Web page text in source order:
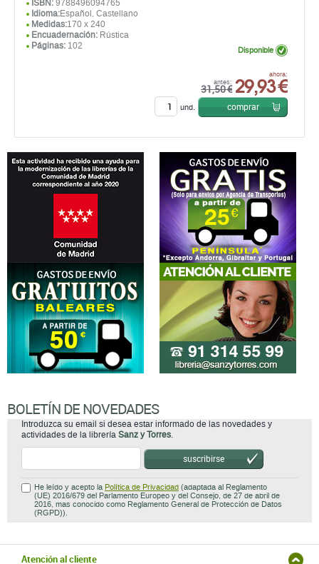
ISBN: 9788496094765
Idioma:Español, Castellano
Medidas:170 x 240
Encuadernación: Rústica
Páginas: 102
antes:
31,50 €
ahora:
29,93 €
Disponible
und. comprar
BOLETÍN DE NOVEDADES
Introduzca su email si desea estar informado de las novedades y
actividades de la librería Sanz y Torres.
suscribirse
He leído y acepto la Política de Privacidad (adaptada al Reglamento
(UE) 2016/679 del Parlamento Europeo y del Consejo, de 27 de abril de
2016, mas conocido como Reglamento General de Protección de Datos
(RGPD)).
Atención al cliente